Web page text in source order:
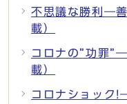
不思議な勝利―
載）
コロナの”功罪
載）
コロナショック